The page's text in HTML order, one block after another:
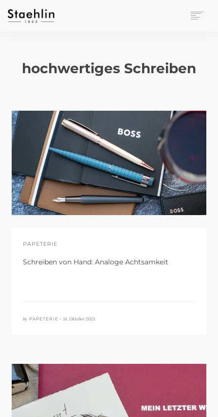
BÜROWELT
VERANSTALTUNGEN
hochwertiges Schreiben
PAPETERIE
Schreiben von Hand: Analoge Achtsamkeit
by PAPETERIE • 14. Oktober 2025